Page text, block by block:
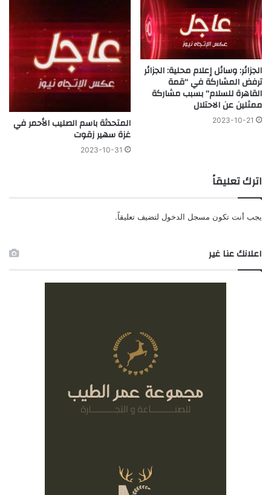
الجزائر: ‎وسائل إعلام محلية: الجزائر
ترفض المشاركة في “قمة
القاهرة للسلام” بسبب مشاركة
ممثلين عن الاحتلال
2023-10-21 المتحدثة باسم الصليب الأحمر في
غزة سهير زقوت
2023-10-31
اترك تعليقاً
يجب أنت تكون مسجل الدخول لتضيف تعليقاً.
اعلانك عنا غير